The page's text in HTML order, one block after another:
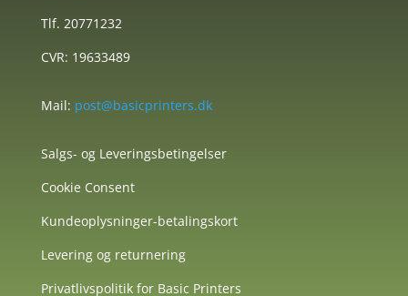
Tlf. 20771232
CVR: 19633489
Mail: post@basicprinters.dk
Salgs- og Leveringsbetingelser
Cookie Consent
Kundeoplysninger-betalingskort
Levering og returnering
Privatlivspolitik for Basic Printers